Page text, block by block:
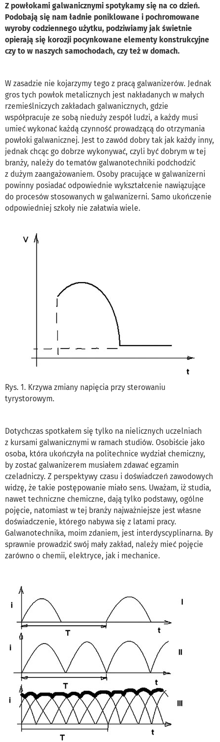
Z powłokami galwanicznymi spotykamy się na co dzień.
Podobają się nam ładnie poniklowane i pochromowane
wyroby codziennego użytku, podziwiamy jak świetnie
opierają się korozji pocynkowane elementy konstrukcyjne
czy to w naszych samochodach, czy też w domach.
W zasadzie nie kojarzymy tego z pracą galwanizerów. Jednak
gros tych powłok metalicznych jest nakładanych w małych
rzemieślniczych zakładach galwanicznych, gdzie
współpracuje ze sobą nieduży zespół ludzi, a każdy musi
umieć wykonać każdą czynność prowadzącą do otrzymania
powłoki galwanicznej. Jest to zawód dobry tak jak każdy inny,
jednak chcąc go dobrze wykonywać, czyli być dobrym w tej
branży, należy do tematów galwanotechniki podchodzić
z dużym zaangażowaniem. Osoby pracujące w galwanizerni
powinny posiadać odpowiednie wykształcenie nawiązujące
do procesów stosowanych w galwanizerni. Samo ukończenie
odpowiedniej szkoły nie załatwia wiele.
Rys. 1. Krzywa zmiany napięcia przy sterowaniu
tyrystorowym.
Dotychczas spotkałem się tylko na nielicznych uczelniach
z kursami galwanicznymi w ramach studiów. Osobiście jako
osoba, która ukończyła na politechnice wydział chemiczny,
by zostać galwanizerem musiałem zdawać egzamin
czeladniczy. Z perspektywy czasu i doświadczeń zawodowych
widzę, że takie postępowanie miało sens. Uważam, iż studia,
nawet techniczne chemiczne, dają tylko podstawy, ogólne
pojęcie, natomiast w tej branży najważniejsze jest własne
doświadczenie, którego nabywa się z latami pracy.
Galwanotechnika, moim zdaniem, jest interdyscyplinarna. By
sprawnie prowadzić swój mały zakład, należy mieć pojęcie
zarówno o chemii, elektryce, jak i mechanice.